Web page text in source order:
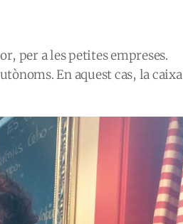
per a les petites empreses.
En aquest cas, la caixa